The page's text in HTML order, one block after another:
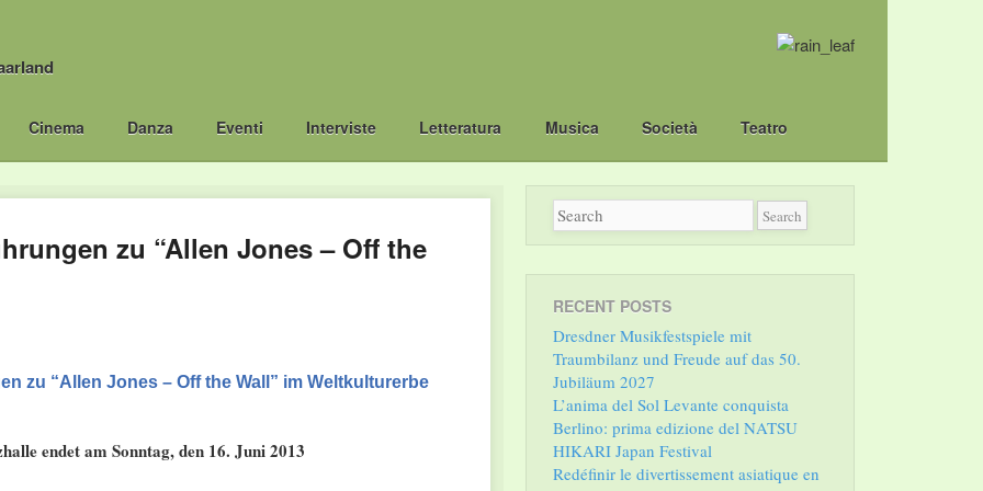
Cinema Danza Eventi Interviste Letteratura Musica Società Teatro
zu “Allen Jones – Off the
zu “Allen Jones – Off the Wall” im Weltkulturerbe
endet am Sonntag, den 16. Juni 2013
RECENT POSTS
Dresdner Musikfestspiele mit
Traumbilanz und Freude auf das 50.
Jubiläum 2027
L’anima del Sol Levante conquista
Berlino: prima edizione del NATSU
HIKARI Japan Festival
Redéfinir le divertissement asiatique en